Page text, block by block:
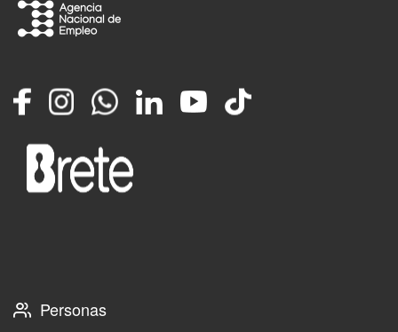
FacebookInstagramWhatsappLinkedInYouTube
TikTok
Personas